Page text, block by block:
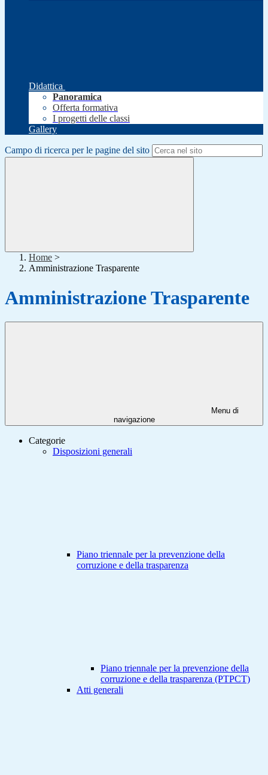
Didattica
Panoramica
Offerta formativa
I progetti delle classi
Gallery
Campo di ricerca per le pagine del sito
Home >
Amministrazione Trasparente
Amministrazione Trasparente
Menu di
navigazione
Categorie
Disposizioni generali
Piano triennale per la prevenzione della
corruzione e della trasparenza
Piano triennale per la prevenzione della
corruzione e della trasparenza (PTPCT)
Atti generali